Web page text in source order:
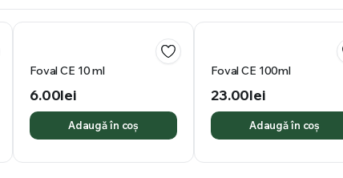
Foval CE 10 ml
6.00lei
Adaugă în coș
Foval CE 100ml
23.00lei
Adaugă în coș